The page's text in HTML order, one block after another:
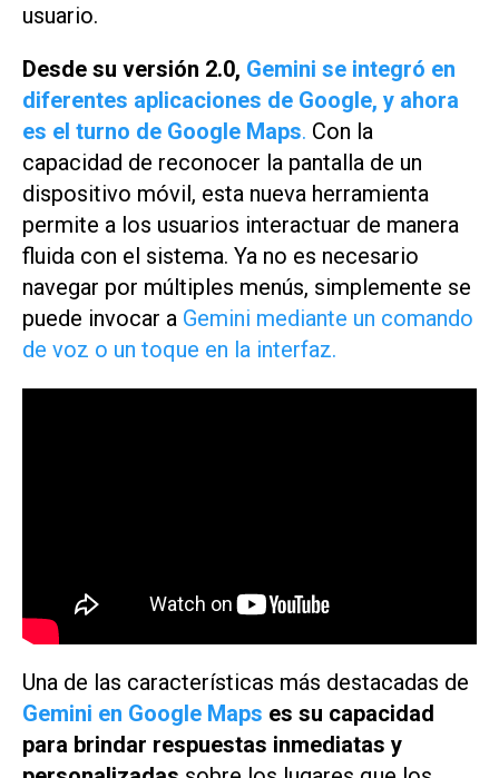
usuario.
Desde su versión 2.0, Gemini se integró en
diferentes aplicaciones de Google, y ahora
es el turno de Google Maps. Con la
capacidad de reconocer la pantalla de un
dispositivo móvil, esta nueva herramienta
permite a los usuarios interactuar de manera
fluida con el sistema. Ya no es necesario
navegar por múltiples menús, simplemente se
puede invocar a Gemini mediante un comando
de voz o un toque en la interfaz.
Una de las características más destacadas de
Gemini en Google Maps es su capacidad
para brindar respuestas inmediatas y